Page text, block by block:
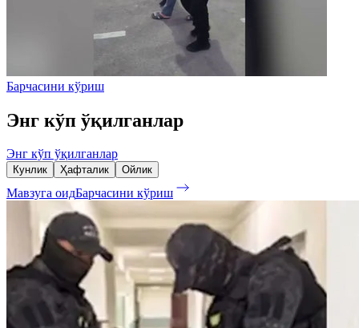
Барчасини кўриш
Энг кўп ўқилганлар
Энг кўп ўқилганлар
Кунлик Ҳафталик Ойлик
Мавзуга оидБарчасини кўриш